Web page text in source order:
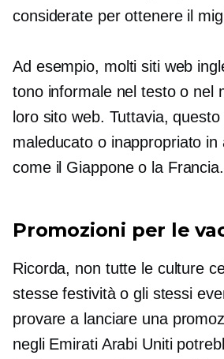
considerate per ottenere il
Ad esempio, molti siti web
tono informale nel testo o nel
loro sito web. Tuttavia,
maleducato o inappropriato in
come il Giappone o la Francia.
Promozioni per le
Ricorda, non tutte le culture
stesse festività o gli stessi
provare a lanciare una
negli Emirati Arabi Uniti